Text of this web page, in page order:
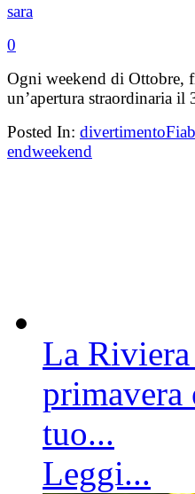
sara
0
Ogni weekend di Ottobre,
un’apertura straordinaria il
Posted In: divertimento
endweekend
La
primavera
tuo...
Leggi...